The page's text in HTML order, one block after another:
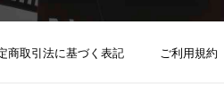
商取引法に基づく表記 ご利用規約